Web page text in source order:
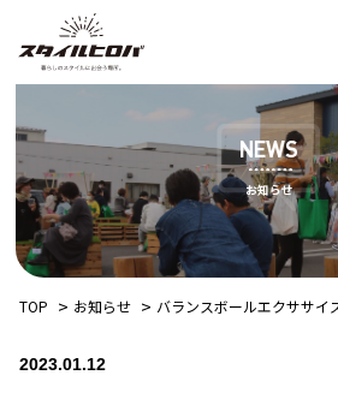
NEWS
お知らせ
TOP お知らせ バランスボールエクササイ
2023.01.12